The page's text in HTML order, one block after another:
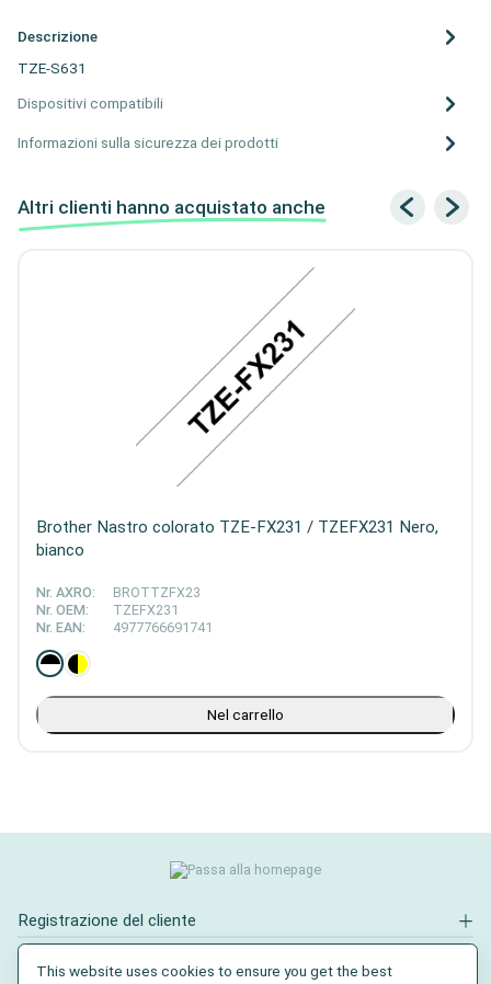
Descrizione
TZE-S631
Dispositivi compatibili
Informazioni sulla sicurezza dei prodotti
Altri clienti hanno acquistato anche
Brother Nastro colorato TZE-FX231 / TZEFX231 Nero,
bianco
Nr. AXRO:
BROTTZFX23
Nr. OEM:
TZEFX231
Nr. EAN:
4977766691741
Nel carrello
Registrazione del cliente
Contatto
This website uses cookies to ensure you get the best